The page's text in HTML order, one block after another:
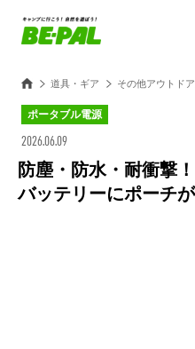
道具・ギア その他アウトド
ポータブル電源
2026.06.09
防塵・防水・耐衝撃
バッテリーにポーチ